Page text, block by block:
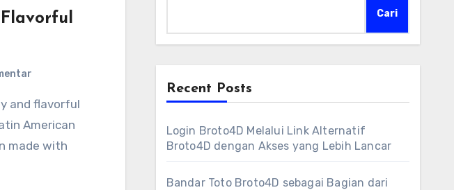
American
made with
Cari
Recent Posts
Login Broto4D Melalui Link Alternatif
Broto4D dengan Akses yang Lebih Lancar
Bandar Toto Broto4D sebagai Bagian dari